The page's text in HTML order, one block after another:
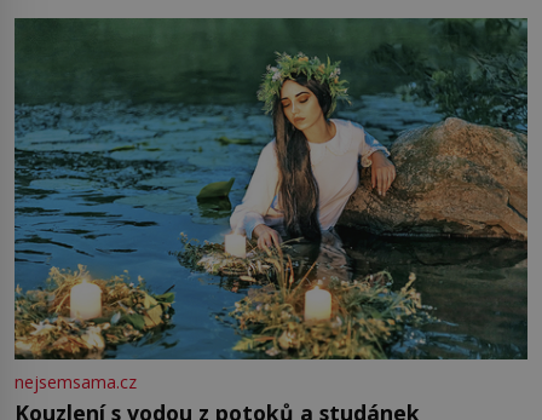
milostpaní. Stačí jenom na sukni,“ zhodnotí švadlena
množství růžového mušelínu. „Ošidili vás, podívejte.“
Vezme do ruky dřevěnou
nejsemsama.cz
Kouzlení s vodou z potoků a studánek